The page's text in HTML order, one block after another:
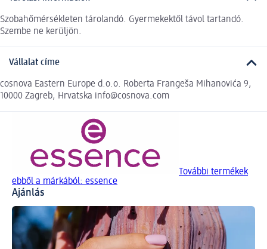
Szobahőmérsékleten tárolandó. Gyermekektől távol tartandó.
Szembe ne kerüljön.
Vállalat címe
cosnova Eastern Europe d.o.o. Roberta Frangeša Mihanovića 9,
10000 Zagreb, Hrvatska info@cosnova.com
További termékek
ebből a márkából: essence
Ajánlás